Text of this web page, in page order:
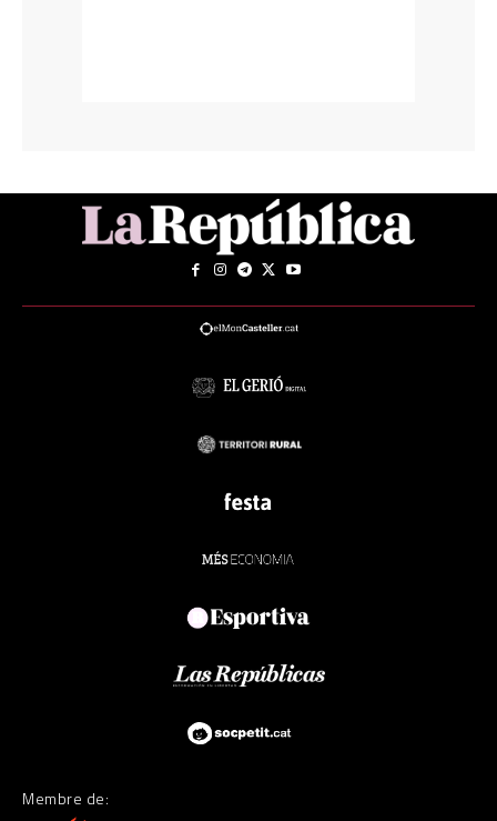
Membre de: